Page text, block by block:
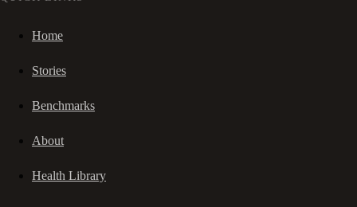
Home
Stories
Benchmarks
About
Health Library